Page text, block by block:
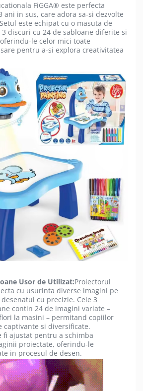
FiGGA® este perfecta
ani in sus, care adora sa-si dezvolte
este echipat cu o masuta de
discuri cu 24 de sabloane diferite si
le celor mici toate
pentru a-si explora creativitatea
Usor de Utilizat:Proiectorul
cu usurinta diverse imagini pe
cu precizie. Cele 3
contin 24 de imagini variate –
la masini – permitand copiilor
captivante si diversificate.
fi ajustat pentru a schimba
proiectate, oferindu-le
in procesul de desen.